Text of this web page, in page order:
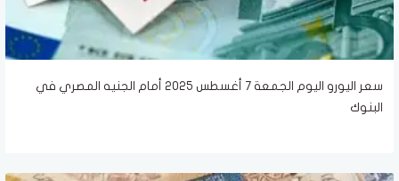
سعر اليورو اليوم الجمعة 7 أغسطس 2025 أمام الجنيه المصري في
البنوك